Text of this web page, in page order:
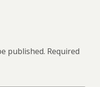
published. Required